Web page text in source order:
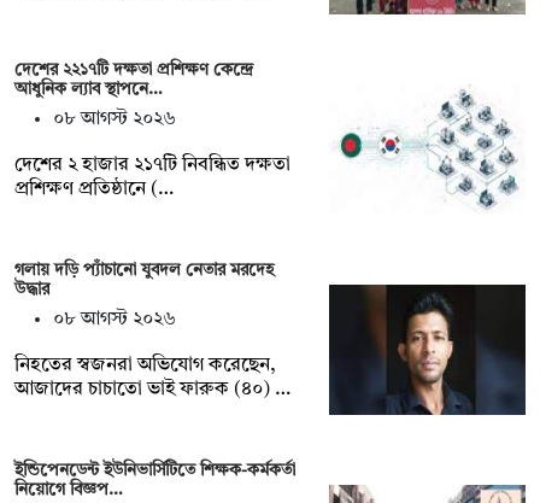
দেশের ২২১৭টি দক্ষতা প্রশিক্ষণ কেন্দ্রে
আধুনিক ল্যাব স্থাপনে…
০৮ আগস্ট ২০২৬
দেশের ২ হাজার ২১৭টি নিবন্ধিত দক্ষতা
প্রশিক্ষণ প্রতিষ্ঠানে (…
গলায় দড়ি প্যাঁচানো যুবদল নেতার মরদেহ
উদ্ধার
০৮ আগস্ট ২০২৬
নিহতের স্বজনরা অভিযোগ করেছেন,
আজাদের চাচাতো ভাই ফারুক (৪০) …
ইন্ডিপেনডেন্ট ইউনিভার্সিটিতে শিক্ষক-কর্মকর্তা
নিয়োগে বিজ্ঞপ…